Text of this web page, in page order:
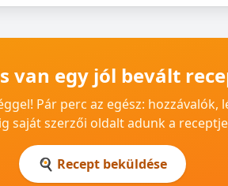
van egy jól bevált
Pár perc az egész: hozzávalók,
saját szerzői oldalt adunk a
🍳 Recept beküldése